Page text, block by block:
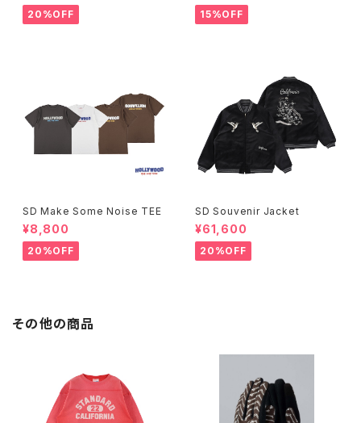
20%OFF 15%OFF
SD Make Some Noise TEE
¥8,800
20%OFF
SD Souvenir Jacket
¥61,600
20%OFF
その他の商品